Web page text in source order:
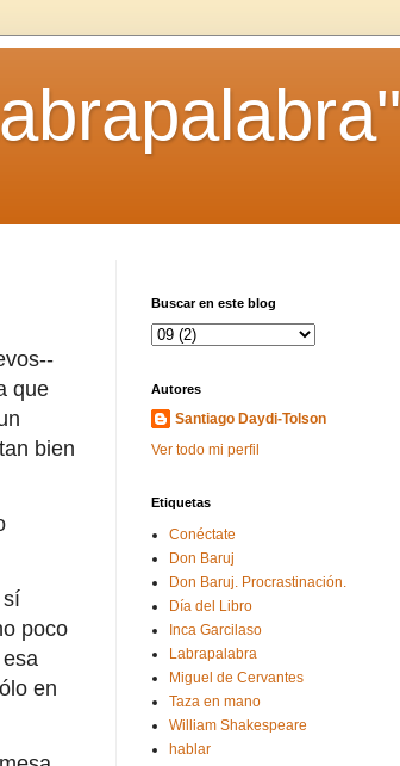
que
bien
poco
en
Buscar en este blog
Autores
Santiago Daydi-Tolson
Ver todo mi perfil
Etiquetas
Conéctate
Don Baruj
Don Baruj. Procrastinación.
Día del Libro
Inca Garcilaso
Labrapalabra
Miguel de Cervantes
Taza en mano
William Shakespeare
hablar